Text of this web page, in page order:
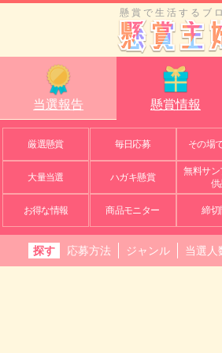
懸賞で生活するブ
当選報告 懸賞情報
厳選懸賞 毎日応募 その場
大量当選 ハガキ懸賞
無料サン
供
お得な情報 商品モニター 締切
探す 応募方法 ジャンル 当選人